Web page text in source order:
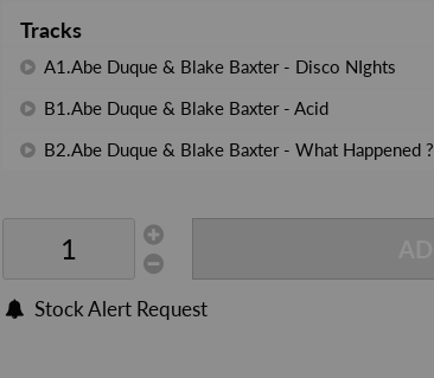
Tracks
A1.Abe Duque & Blake Baxter - Disco NIghts
B1.Abe Duque & Blake Baxter - Acid
B2.Abe Duque & Blake Baxter - What Happened ?
Stock Alert Request